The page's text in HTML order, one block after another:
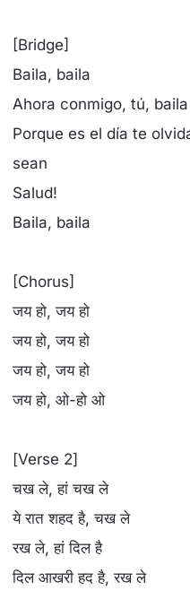
[Bridge]
Baila, baila
Ahora conmigo, tú,
Porque es el día te
sean
Salud!
Baila, baila
[Chorus]
जय हो, जय हो
जय हो, जय हो
जय हो, जय हो
जय हो, ओ-हो ओ
[Verse 2]
चख ले, हां चख ले
ये रात शहद है, चख ले
रख ले, हां दिल है
दिल आखरी हद है, रख ले